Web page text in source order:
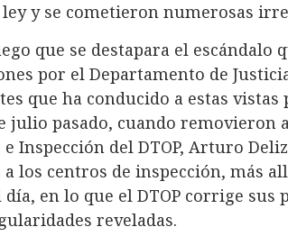
ley y se cometieron numerosas
que se destapara el escándalo
por el Departamento de
que ha conducido a estas
julio pasado, cuando removieron
Inspección del DTOP, Arturo
los centros de inspección, más
en lo que el DTOP corrige sus
reveladas.